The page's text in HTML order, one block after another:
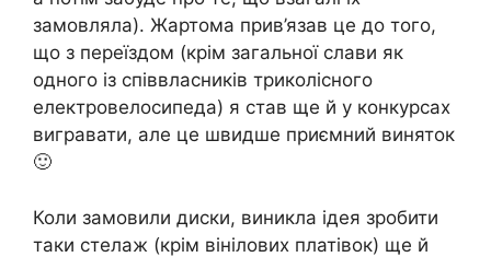
замовляла). Жартома прив’язав це до того,
що з переїздом (крім загальної слави як
одного із співвласників триколісного
електровелосипеда) я став ще й у конкурсах
вигравати, але це швидше приємний виняток
🙂
Коли замовили диски, виникла ідея зробити
таки стелаж (крім вінілових платівок) ще й